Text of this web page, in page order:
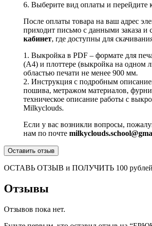
6. Выберите вид оплаты и перейдите
После оплаты товара на ваш адрес
приходит письмо с данными заказа и
кабинет, где доступны для
1. Выкройка в PDF – формате для
(А4) и плоттере (выкройка на одном
областью печати не менее 900 мм.
2. Инструкция с подробным
пошива, метражом материалов,
техническое описание работы с
Milkyclouds.
Если у вас возникли вопросы,
нам по почте
Оставить отзыв
ОСТАВЬ ОТЗЫВ и ПОЛУЧИТЬ 100 рублей
Отзывы
Отзывов пока нет.